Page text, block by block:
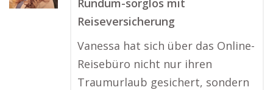
Rundum-sorglos mit
Reiseversicherung
Vanessa hat sich über das Online-
Reisebüro nicht nur ihren
Traumurlaub gesichert, sondern